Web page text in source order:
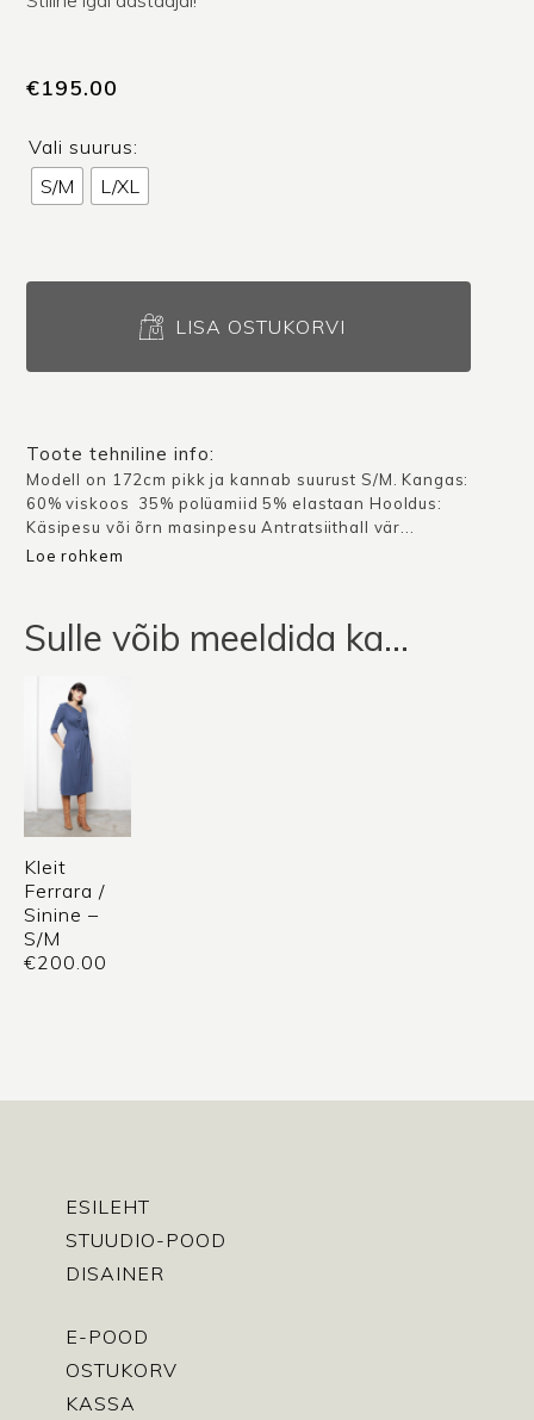
€195.00
Vali suurus:
S/M
L/XL
LISA OSTUKORVI
Toote tehniline info:
Modell on 172cm pikk ja kannab suurust S/M. Kangas:
60% viskoos 35% polüamiid 5% elastaan Hooldus:
Käsipesu või õrn masinpesu Antratsiithall vär...
Loe rohkem
Sulle võib meeldida ka…
Kleit
Ferrara /
Sinine –
S/M
€200.00
ESILEHT
STUUDIO-POOD
DISAINER
E-POOD
OSTUKORV
KASSA